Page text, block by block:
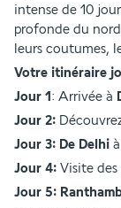
intense de 10
profonde du
leurs coutumes,
Votre itinéraire
Jour 1 : Arrivée à
Jour 2:
Jour 3: De Delhi à
Jour 4: Visite
Jour 5: